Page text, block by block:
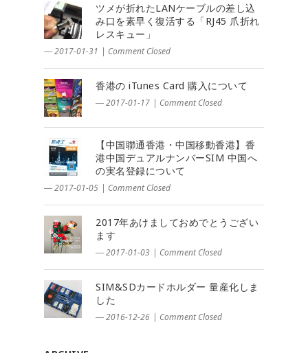
ツメが折れたLANケーブルの差し込
み口を素早く復活する「RJ45 爪折れ
レスキュー」
― 2017-01-31 | Comment Closed
香港の iTunes Card 購入について
― 2017-01-17 | Comment Closed
【中国聯通香港・中国移動香港】香
港中国デュアルナンバーSIM 中国へ
の実名登録について
― 2017-01-05 | Comment Closed
2017年あけましておめでとうござい
ます
― 2017-01-03 | Comment Closed
SIM&SDカードホルダー 量産化しま
した
― 2016-12-26 | Comment Closed